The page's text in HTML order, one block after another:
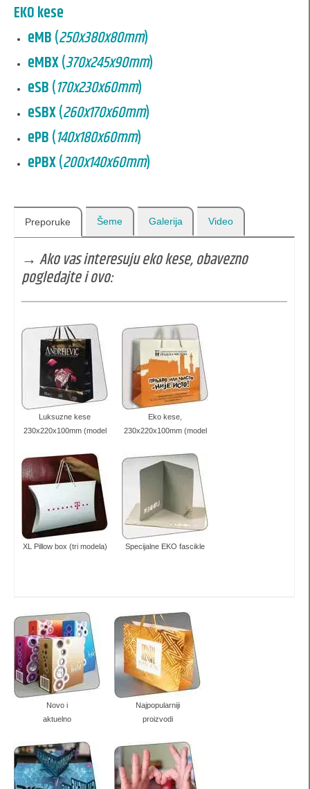
koverti
vizit karte
akreditacije / id-kartice
kalendari / sezona
usluge
grafička priprema
uslužna ofset štampa
digitalna štampa
spiralni povez
Izrada probnih modela
blog / aktuelno
video klipovi
Česta pitanja / FAQ
Korisne informacije
dizajn
Specijalne ponude
reference
arhiva
kontakt
Politika privatnosti (GDPR)
Preporuke i kritike
EKO kese
eMB(250x380x80mm)
eMBX(370x245x90mm)
eSB(170x230x60mm)
eSBX(260x170x60mm)
ePB(140x180x60mm)
ePBX(200x140x60mm)
Preporuke Šeme Galerija Video
→ Ako vas interesuju eko kese, obavezno
pogledajte i ovo:
Luksuzne kese
230x220x100mm (model
Eko kese,
230x220x100mm (model
XL Pillow box (tri modela) Specijalne EKO fascikle
Novo i
aktuelno
Najpopularniji
proizvodi